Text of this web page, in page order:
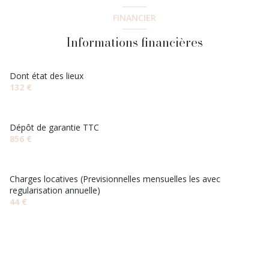
FINANCIER
Informations financières
Dont état des lieux
132 €
Dépôt de garantie TTC
856 €
Charges locatives (Previsionnelles mensuelles les avec
regularisation annuelle)
44 €